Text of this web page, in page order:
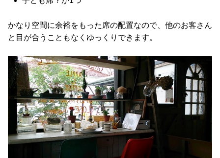
かなり空間に余裕をもった席の配置なので、他のお客さん
と目が合うこともなくゆっくりできます。